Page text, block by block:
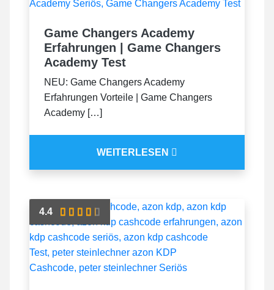
Game Changers Academy
Erfahrungen | Game Changers
Academy Test
NEU: Game Changers Academy
Erfahrungen Vorteile | Game Changers
Academy […]
WEITERLESEN
4.4